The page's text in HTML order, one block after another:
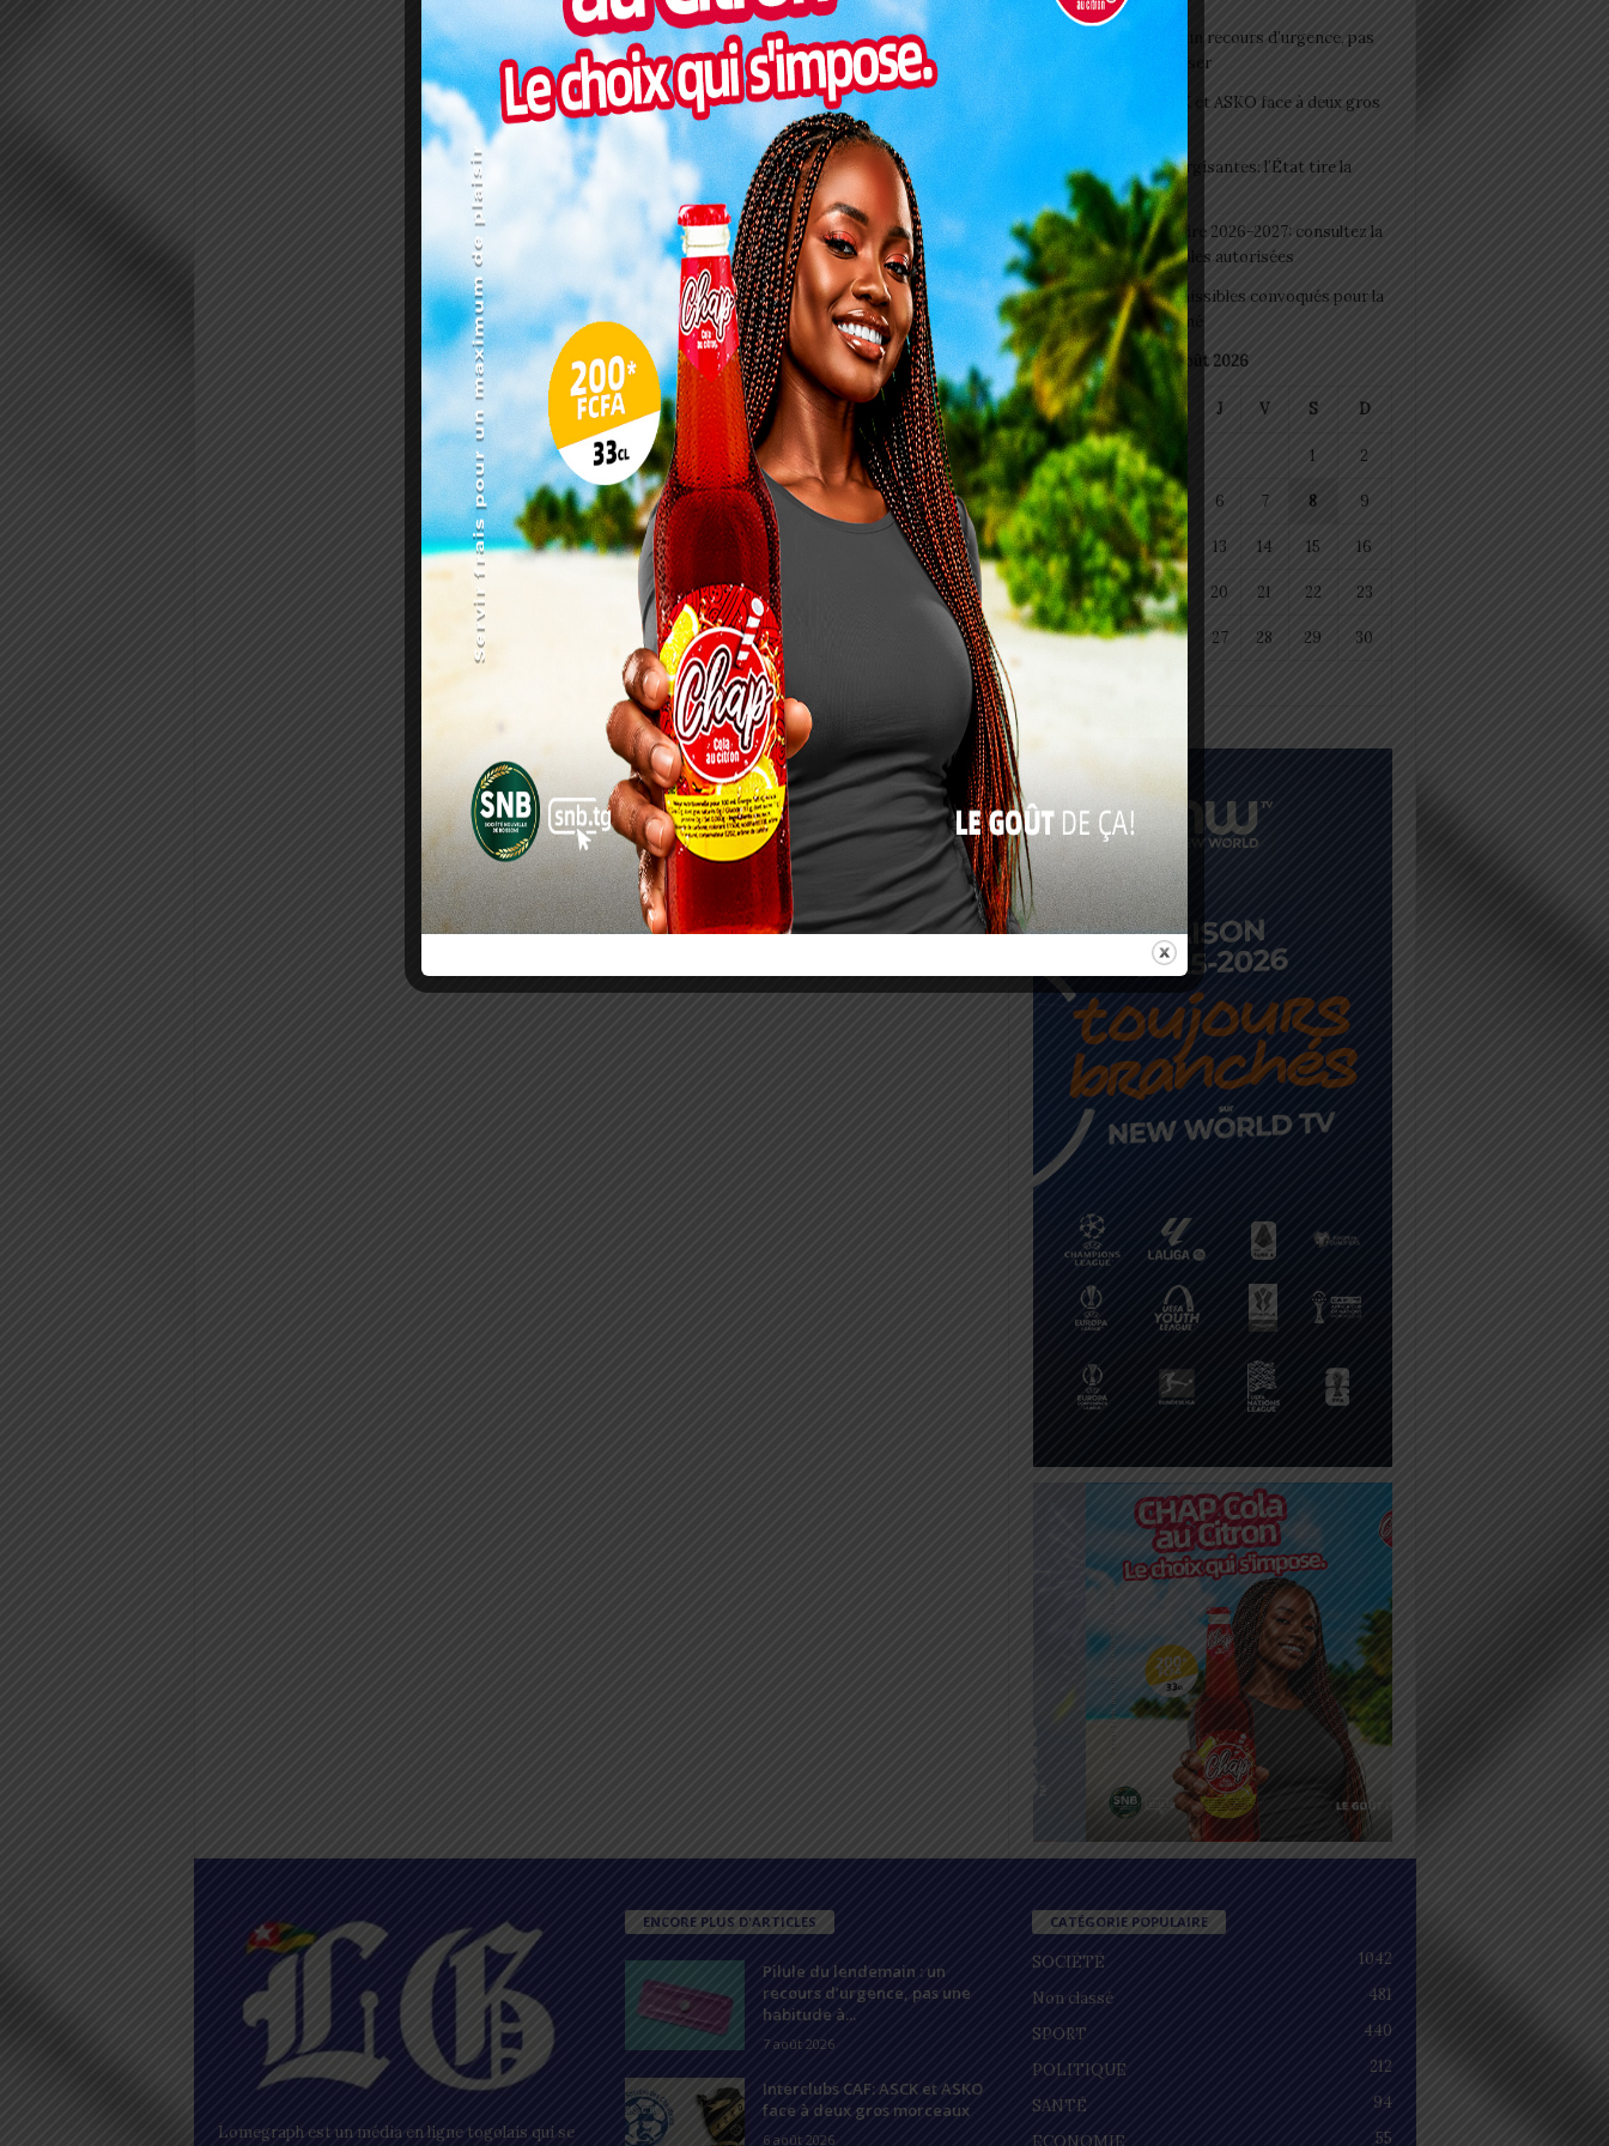
Pilule du lendemain : un recours d’urgence, pas
une habitude à banaliser
Interclubs CAF: ASCK et ASKO face à deux gros
morceaux
Togo/ Boissons énergisantes: l’État tire la
sonnette d’alarme
Togo/ Rentrée scolaire 2026-2027: consultez la
liste officielle des écoles autorisées
ESSAL 2026 : les admissibles convoqués pour la
visite médicale à Lomé
août 2026
L M J V S D
1 2
3 4 5 6 7 8 9
10 11 12 13 14 15 16
17 18 19 20 21 22 23
24 25 26 27 28 29 30
Lomegraph est un média en ligne togolais qui se
ENCORE PLUS D'ARTICLES
Pilule du lendemain : un
recours d’urgence, pas une
habitude à...
7 août 2026
Interclubs CAF: ASCK et ASKO
face à deux gros morceaux
6 août 2026
CATÉGORIE POPULAIRE
SOCIÉTÉ
1042
Non classé
481
SPORT
440
POLITIQUE
212
SANTÉ
94
55